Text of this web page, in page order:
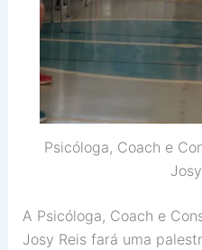
Psicóloga, Coach e
A Psicóloga, Coach e
Josy Reis fará uma